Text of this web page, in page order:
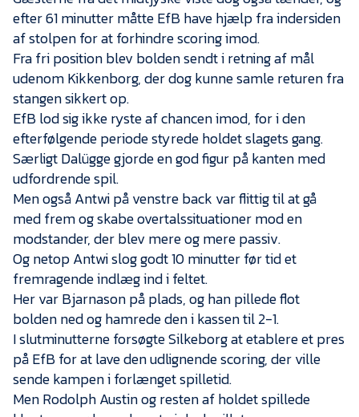
efter 61 minutter måtte EfB have hjælp fra indersiden
af stolpen for at forhindre scoring imod.
Fra fri position blev bolden sendt i retning af mål
udenom Kikkenborg, der dog kunne samle returen fra
stangen sikkert op.
EfB lod sig ikke ryste af chancen imod, for i den
efterfølgende periode styrede holdet slagets gang.
Særligt Dalügge gjorde en god figur på kanten med
udfordrende spil.
Men også Antwi på venstre back var flittig til at gå
med frem og skabe overtalssituationer mod en
modstander, der blev mere og mere passiv.
Og netop Antwi slog godt 10 minutter før tid et
fremragende indlæg ind i feltet.
Her var Bjarnason på plads, og han pillede flot
bolden ned og hamrede den i kassen til 2-1.
I slutminutterne forsøgte Silkeborg at etablere et pres
på EfB for at lave den udlignende scoring, der ville
sende kampen i forlænget spilletid.
Men Rodolph Austin og resten af holdet spillede